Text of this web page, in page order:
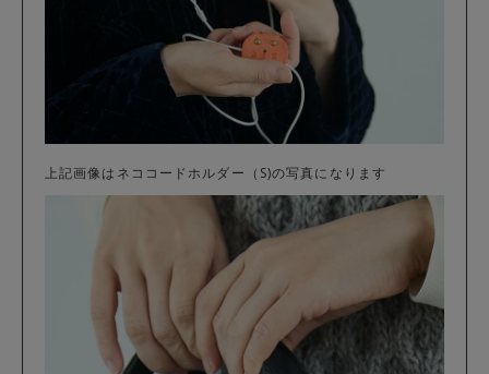
上記画像はネココードホルダー（S)の写真になります